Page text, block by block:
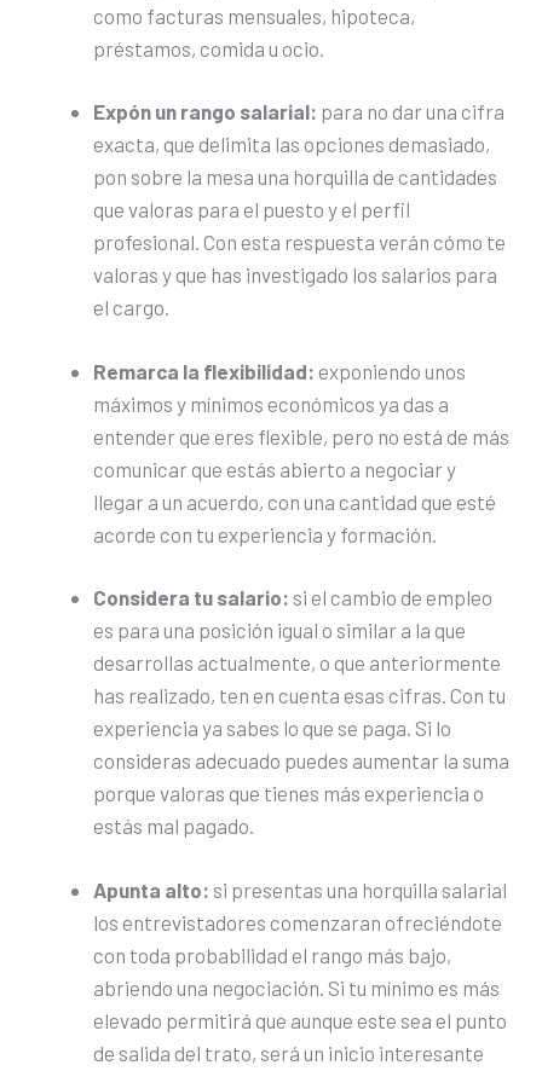
como facturas mensuales, hipoteca,
préstamos, comida u ocio.
Expón un rango salarial: para no dar una cifra
exacta, que delimita las opciones demasiado,
pon sobre la mesa una horquilla de cantidades
que valoras para el puesto y el perfil
profesional. Con esta respuesta verán cómo te
valoras y que has investigado los salarios para
el cargo.
Remarca la flexibilidad: exponiendo unos
máximos y mínimos económicos ya das a
entender que eres flexible, pero no está de más
comunicar que estás abierto a negociar y
llegar a un acuerdo, con una cantidad que esté
acorde con tu experiencia y formación.
Considera tu salario: si el cambio de empleo
es para una posición igual o similar a la que
desarrollas actualmente, o que anteriormente
has realizado, ten en cuenta esas cifras. Con tu
experiencia ya sabes lo que se paga. Si lo
consideras adecuado puedes aumentar la suma
porque valoras que tienes más experiencia o
estás mal pagado.
Apunta alto: si presentas una horquilla salarial
los entrevistadores comenzaran ofreciéndote
con toda probabilidad el rango más bajo,
abriendo una negociación. Si tu mínimo es más
elevado permitirá que aunque este sea el punto
de salida del trato, será un inicio interesante